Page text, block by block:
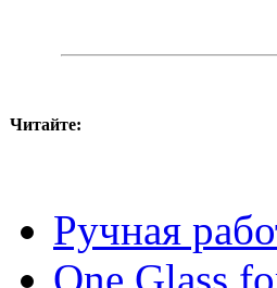
Читайте:
Ручная
One Glass